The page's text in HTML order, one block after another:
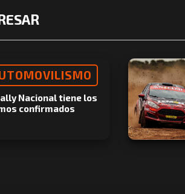
Nacional tiene los
confirmados